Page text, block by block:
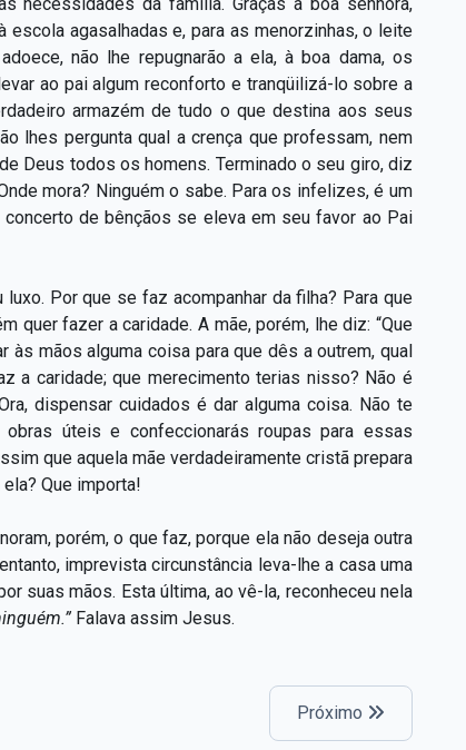
agasalhadas e, para as menorzinhas, o leite
não lhe repugnarão a ela, à boa dama, os
ao pai algum reconforto e tranqüilizá-lo sobre a
armazém de tudo o que destina aos seus
lhes pergunta qual a crença que professam, nem
Deus todos os homens. Terminado o seu giro, diz
mora? Ninguém o sabe. Para os infelizes, é um
de bênçãos se eleva em seu favor ao Pai
Por que se faz acompanhar da filha? Para que
quer fazer a caridade. A mãe, porém, lhe diz: “Que
às mãos alguma coisa para que dês a outrem, qual
a caridade; que merecimento terias nisso? Não é
dispensar cuidados é dar alguma coisa. Não te
úteis e confeccionarás roupas para essas
que aquela mãe verdadeiramente cristã prepara
Que importa!
porém, o que faz, porque ela não deseja outra
imprevista circunstância leva-lhe a casa uma
suas mãos. Esta última, ao vê-la, reconheceu nela
Falava assim Jesus.
Próximo